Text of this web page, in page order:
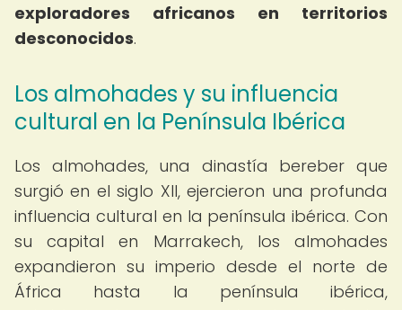
exploradores africanos en territorios
desconocidos.
Los almohades y su influencia
cultural en la Península Ibérica
Los almohades, una dinastía bereber que
surgió en el siglo XII, ejercieron una profunda
influencia cultural en la península ibérica. Con
su capital en Marrakech, los almohades
expandieron su imperio desde el norte de
África hasta la península ibérica,